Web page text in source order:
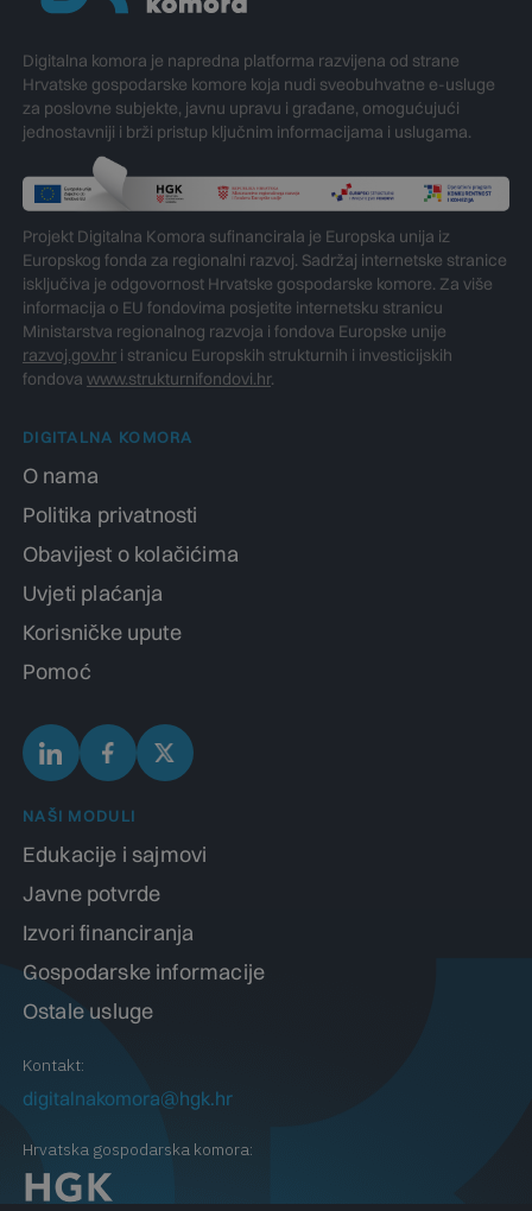
Digitalna komora je napredna platforma razvijena od strane
Hrvatske gospodarske komore koja nudi sveobuhvatne e-usluge
za poslovne subjekte, javnu upravu i građane, omogućujući
jednostavniji i brži pristup ključnim informacijama i uslugama.
Projekt Digitalna Komora sufinancirala je Europska unija iz
Europskog fonda za regionalni razvoj. Sadržaj internetske stranice
isključiva je odgovornost Hrvatske gospodarske komore. Za više
informacija o EU fondovima posjetite internetsku stranicu
Ministarstva regionalnog razvoja i fondova Europske unije
razvoj.gov.hri stranicu Europskih strukturnih i investicijskih
fondova www.strukturnifondovi.hr.
DIGITALNA KOMORA
O nama
Politika privatnosti
Obavijest o kolačićima
Uvjeti plaćanja
Korisničke upute
Pomoć
NAŠI MODULI
Edukacije i sajmovi
Javne potvrde
Izvori financiranja
Gospodarske informacije
Ostale usluge
Kontakt:
digitalnakomora@hgk.hr
Hrvatska gospodarska komora: